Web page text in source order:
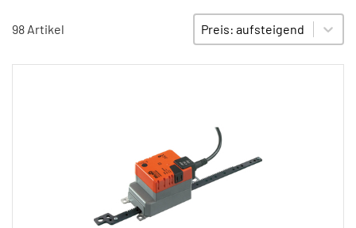
98 Artikel
SORTIEREN
Sort content